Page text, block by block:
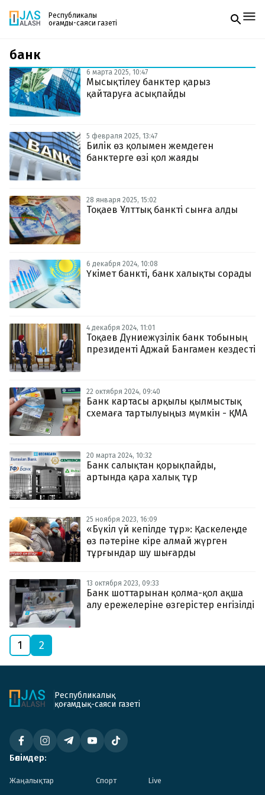
Республикалық
қоғамдық-саяси газеті
Жаңалықтар
Спорт
Live
Руханият
Аймақ
Архив
Заң және тәртіп
Редакциямен байланыс
+7 708 604 51 06
Жарнама бөлімі
Пошта
zhasalash100@gmail.com
Газетке жазылу
PDF форматтағы газетті ай сайын электронды
поштаңызға алып отырыңыз. Жаңа нөмір
шыққан сәтте сізге бірден жіберіледі. Тек email
банк
6 марта 2025, 10:47
Мысықтілеу банктер қарыз
қайтаруға асықпайды
5 февраля 2025, 13:47
Билік өз қолымен жемдеген
банктерге өзі қол жаяды
28 января 2025, 15:02
Тоқаев Ұлттық банкті сынға алды
6 декабря 2024, 10:08
Үкімет банкті, банк халықты сорады
4 декабря 2024, 11:01
Тоқаев Дүниежүзілік банк тобының
президенті Аджай Бангамен кездесті
22 октября 2024, 09:40
Банк картасы арқылы қылмыстық
схемаға тартылуыңыз мүмкін - ҚМА
20 марта 2024, 10:32
Банк салықтан қорықпайды,
артында қара халық тұр
25 ноября 2023, 16:09
«Бүкіл үй кепілде тұр»: Қаскелеңде
өз пәтеріне кіре алмай жүрген
тұрғындар шу шығарды
13 октября 2023, 09:33
Банк шоттарынан қолма-қол ақша
алу ережелеріне өзгерістер енгізілді
1 2
Республикалық
қоғамдық-саяси газеті
Бөлімдер:
Жаңалықтар Спорт Live